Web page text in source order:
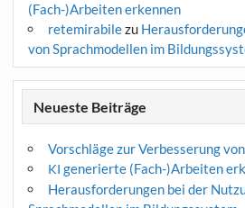
(Fach-)Arbeiten erkennen
retemirabilezu
von Sprachmodellen im
Neueste Beiträge
Vorschläge zur Verbesserung
KI generierte (Fach-)Arbeiten
Herausforderungen bei der